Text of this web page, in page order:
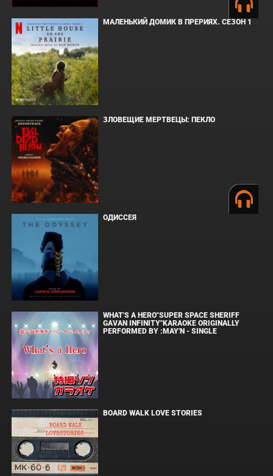
МАЛЕНЬКИЙ ДОМИК В ПРЕРИЯХ. СЕЗОН 1
ЗЛОВЕЩИЕ МЕРТВЕЦЫ: ПЕКЛО
ОДИССЕЯ
WHAT'S A HERO"SUPER SPACE SHERIFF
GAVAN INFINITY"KARAOKE ORIGINALLY
PERFORMED BY :MAY'N - SINGLE
BOARD WALK LOVE STORIES